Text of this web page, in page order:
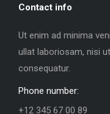
Contact info
Ut enim ad minima
ullat laboriosam, nisi
consequatur.
Phone number:
+12 345 67 00 89